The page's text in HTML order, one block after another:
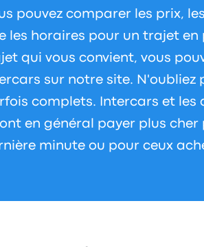
pouvez comparer les prix,
les horaires pour un trajet en
qui vous convient, vous
sur notre site. N'oubliez
complets. Intercars et les
en général payer plus
minute ou pour ceux